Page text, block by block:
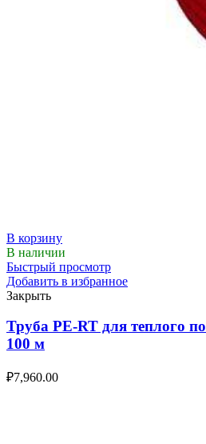
В корзину
В наличии
Быстрый просмотр
Добавить в избранное
Закрыть
Труба PE-RT для теплого
100 м
₽7,960.00